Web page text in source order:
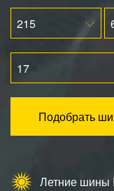
215
17
Подобрать
Летние шины